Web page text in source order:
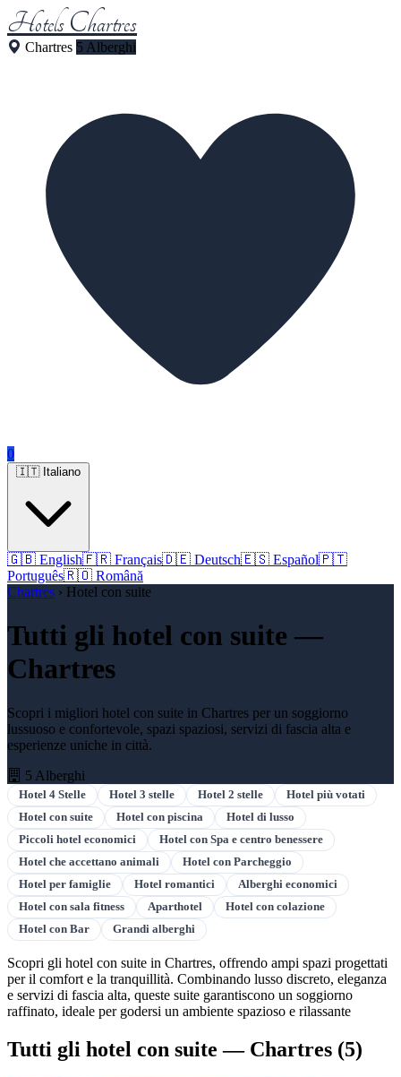
Hotels Chartres
Chartres 5 Alberghi
0
🇬🇧 English🇫🇷 Français🇩🇪 Deutsch🇪🇸 Español🇵🇹
Português🇷🇴 Română
Chartres › Hotel con suite
Tutti gli hotel con suite —
Chartres
Scopri i migliori hotel con suite in Chartres per un soggiorno
lussuoso e confortevole, spazi spaziosi, servizi di fascia alta e
esperienze uniche in città.
5 Alberghi
Hotel 4 Stelle Hotel 3 stelle Hotel 2 stelle
Hotel più votati
Hotel con suite
Hotel con piscina
Hotel di lusso
Piccoli hotel economici
Hotel con Spa e centro benessere
Hotel che accettano animali
Hotel con Parcheggio
Hotel per famiglie
Hotel romantici
Alberghi economici
Hotel con sala fitness
Aparthotel
Hotel con colazione
Hotel con Bar
Grandi alberghi
Scopri gli hotel con suite in Chartres, offrendo ampi spazi progettati
per il comfort e la tranquillità. Combinando lusso discreto, eleganza
e servizi di fascia alta, queste suite garantiscono un soggiorno
raffinato, ideale per godersi un ambiente spazioso e rilassante
Tutti gli hotel con suite — Chartres (5)